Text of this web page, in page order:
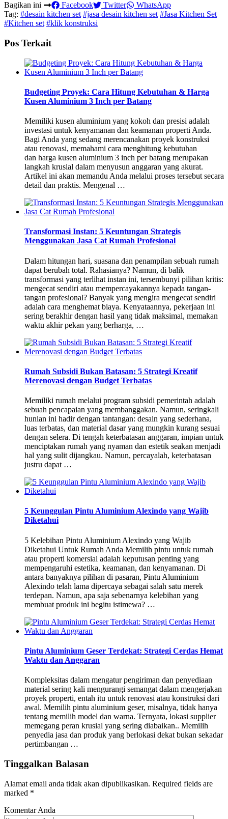
Bagikan ini
Facebook Twitter
WhatsApp
Tag: #desain kitchen set #jasa desain kitchen set #Jasa Kitchen Set
#Kitchen set #klik konstruksi
Pos Terkait
Budgeting Proyek: Cara Hitung Kebutuhan & Harga
Kusen Aluminium 3 Inch per Batang
Memiliki kusen aluminium yang kokoh dan presisi adalah
investasi untuk kenyamanan dan keamanan properti Anda.
Bagi Anda yang sedang merencanakan proyek konstruksi
atau renovasi, memahami cara menghitung kebutuhan
dan harga kusen aluminium 3 inch per batang merupakan
langkah krusial dalam menyusun anggaran yang akurat.
Artikel ini akan memandu Anda melalui proses tersebut secara
detail dan praktis. Mengenal …
Transformasi Instan: 5 Keuntungan Strategis
Menggunakan Jasa Cat Rumah Profesional
Dalam hitungan hari, suasana dan penampilan sebuah rumah
dapat berubah total. Rahasianya? Namun, di balik
transformasi yang terlihat instan ini, tersembunyi pilihan kritis:
mengecat sendiri atau mempercayakannya kepada tangan-
tangan profesional? Banyak yang mengira mengecat sendiri
adalah cara menghemat biaya. Kenyataannya, pekerjaan ini
sering berakhir dengan hasil yang tidak maksimal, memakan
waktu akhir pekan yang berharga, …
Rumah Subsidi Bukan Batasan: 5 Strategi Kreatif
Merenovasi dengan Budget Terbatas
Memiliki rumah melalui program subsidi pemerintah adalah
sebuah pencapaian yang membanggakan. Namun, seringkali
hunian ini hadir dengan tantangan: desain yang sederhana,
luas terbatas, dan material dasar yang mungkin kurang sesuai
dengan selera. Di tengah keterbatasan anggaran, impian untuk
menciptakan rumah yang nyaman dan estetik seakan menjadi
hal yang sulit dijangkau. Namun, percayalah, keterbatasan
justru dapat …
5 Keunggulan Pintu Aluminium Alexindo yang Wajib
Diketahui
5 Kelebihan Pintu Aluminium Alexindo yang Wajib
Diketahui Untuk Rumah Anda Memilih pintu untuk rumah
atau properti komersial adalah keputusan penting yang
mempengaruhi estetika, keamanan, dan kenyamanan. Di
antara banyaknya pilihan di pasaran, Pintu Aluminium
Alexindo telah lama dipercaya sebagai salah satu merek
terdepan. Namun, apa saja sebenarnya kelebihan yang
membuat produk ini begitu istimewa? …
Pintu Aluminium Geser Terdekat: Strategi Cerdas Hemat
Waktu dan Anggaran
Kompleksitas dalam mengatur pengiriman dan penyediaan
material sering kali mengurangi semangat dalam mengerjakan
proyek properti, entah itu untuk renovasi atau konstruksi dari
awal. Memilih pintu aluminium geser, misalnya, tidak hanya
tentang memilih model dan warna. Ternyata, lokasi supplier
memegang peran krusial yang sering diabaikan.. Memilih
penyedia jasa dan produk yang berlokasi dekat bukan sekadar
pertimbangan …
Tinggalkan Balasan
Alamat email anda tidak akan dipublikasikan. Required fields are
marked *
Komentar Anda